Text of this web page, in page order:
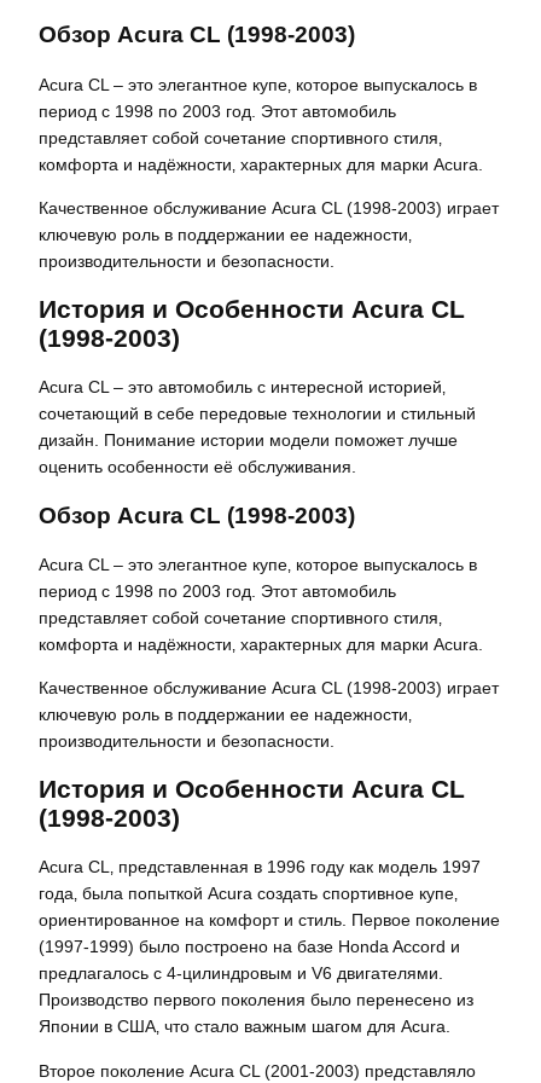
Обзор Acura CL (1998-2003)
Acura CL – это элегантное купе‚ которое выпускалось в
период с 1998 по 2003 год. Этот автомобиль
представляет собой сочетание спортивного стиля‚
комфорта и надёжности‚ характерных для марки Acura.
Качественное обслуживание Acura CL (1998-2003) играет
ключевую роль в поддержании ее надежности‚
производительности и безопасности.
История и Особенности Acura CL
(1998-2003)
Acura CL – это автомобиль с интересной историей‚
сочетающий в себе передовые технологии и стильный
дизайн. Понимание истории модели поможет лучше
оценить особенности её обслуживания.
Обзор Acura CL (1998-2003)
Acura CL – это элегантное купе‚ которое выпускалось в
период с 1998 по 2003 год. Этот автомобиль
представляет собой сочетание спортивного стиля‚
комфорта и надёжности‚ характерных для марки Acura.
Качественное обслуживание Acura CL (1998-2003) играет
ключевую роль в поддержании ее надежности‚
производительности и безопасности.
История и Особенности Acura CL
(1998-2003)
Acura CL‚ представленная в 1996 году как модель 1997
года‚ была попыткой Acura создать спортивное купе‚
ориентированное на комфорт и стиль. Первое поколение
(1997-1999) было построено на базе Honda Accord и
предлагалось с 4-цилиндровым и V6 двигателями.
Производство первого поколения было перенесено из
Японии в США‚ что стало важным шагом для Acura.
Второе поколение Acura CL (2001-2003) представляло